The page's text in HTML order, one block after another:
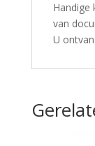
Handige
van
U